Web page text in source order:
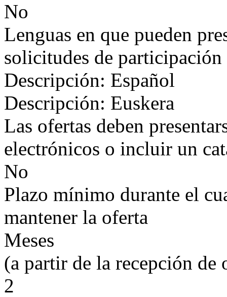
No
Lenguas en que pueden
solicitudes de participación
Descripción: Español
Descripción: Euskera
Las ofertas deben
electrónicos o incluir un
No
Plazo mínimo durante el
mantener la oferta
Meses
(a partir de la recepción de
2